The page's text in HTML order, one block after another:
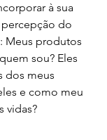
à sua
percepção do
Meus produtos
sou? Eles
dos meus
e como meu
vidas?